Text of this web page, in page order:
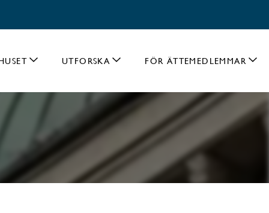
UTFORSKA FÖR ÄTTEMEDLEMMAR